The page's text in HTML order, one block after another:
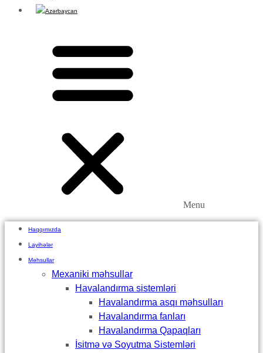
Menu
Haqqımızda
Layihələr
Məhsullar
Mexaniki məhsullar
Havalandırma sistemləri
Havalandırma asqı məhsulları
Havalandırma fanları
Havalandırma Qapaqları
İsitmə və Soyutma Sistemləri